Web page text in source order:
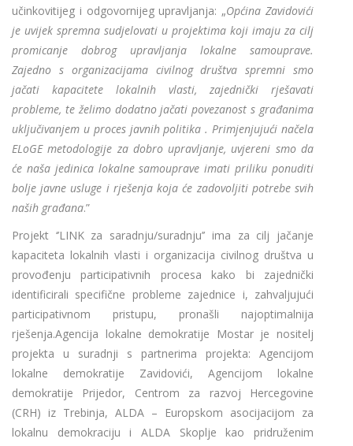
učinkovitijeg i odgovornijeg upravljanja: „Općina Zavidovići
je uvijek spremna sudjelovati u projektima koji imaju za cilj
promicanje dobrog upravljanja lokalne samouprave.
Zajedno s organizacijama civilnog društva spremni smo
jačati kapacitete lokalnih vlasti, zajednički rješavati
probleme, te želimo dodatno jačati povezanost s građanima
uključivanjem u proces javnih politika . Primjenjujući načela
ELoGE metodologije za dobro upravljanje, uvjereni smo da
će naša jedinica lokalne samouprave imati priliku ponuditi
bolje javne usluge i rješenja koja će zadovoljiti potrebe svih
naših građana.”
Projekt ‘’LINK za saradnju/suradnju’’ ima za cilj jačanje
kapaciteta lokalnih vlasti i organizacija civilnog društva u
provođenju participativnih procesa kako bi zajednički
identificirali specifične probleme zajednice i, zahvaljujući
participativnom pristupu, pronašli najoptimalnija
rješenja.Agencija lokalne demokratije Mostar je nositelj
projekta u suradnji s partnerima projekta: Agencijom
lokalne demokratije Zavidovići, Agencijom lokalne
demokratije Prijedor, Centrom za razvoj Hercegovine
(CRH) iz Trebinja, ALDA – Europskom asocijacijom za
lokalnu demokraciju i ALDA Skoplje kao pridruženim